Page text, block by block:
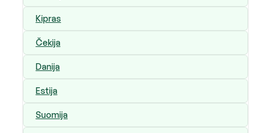
Kipras
Čekija
Danija
Estija
Suomija